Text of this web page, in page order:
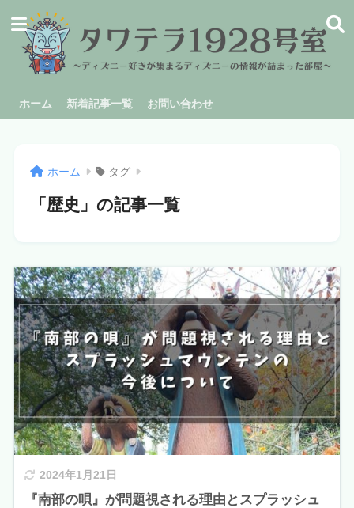
ホーム 新着記事一覧 お問い合わせ
ホーム タグ
「歴史」の記事一覧
2024年1月21日
『南部の唄』が問題視される理由とスプラッシュ